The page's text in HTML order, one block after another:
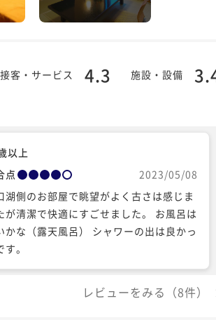
接客・サービス 4.3 施設・設備
以上
点
2023/05/08
湖側のお部屋で眺望がよく古さは感じま
が清潔で快適にすごせました。 お風呂は
かな（露天風呂） シャワーの出は良かっ
。
レビューをみる（8件）